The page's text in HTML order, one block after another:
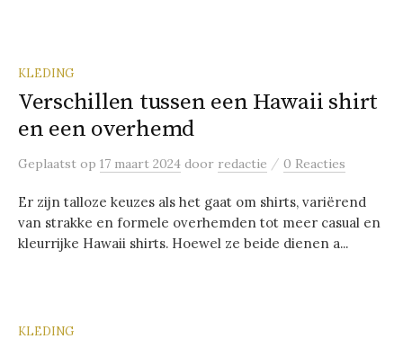
KLEDING
Verschillen tussen een Hawaii shirt
en een overhemd
Geplaatst op 17 maart 2024 door redactie / 0 Reacties
Er zijn talloze keuzes als het gaat om shirts, variërend
van strakke en formele overhemden tot meer casual en
kleurrijke Hawaii shirts. Hoewel ze beide dienen a...
KLEDING